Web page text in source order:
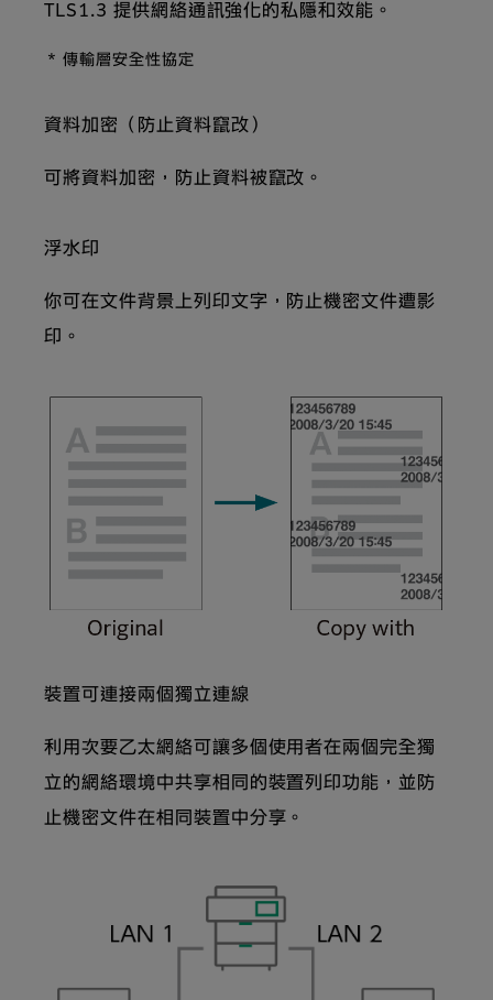
TLS1.3 提供網絡通訊強化的私隱和效能。
* 傳輸層安全性協定
資料加密（防止資料竄改）
可將資料加密，防止資料被竄改。
浮水印
你可在文件背景上列印文字，防止機密文件遭影
印。
裝置可連接兩個獨立連線
利用次要乙太網絡可讓多個使用者在兩個完全獨
立的網絡環境中共享相同的裝置列印功能，並防
止機密文件在相同裝置中分享。